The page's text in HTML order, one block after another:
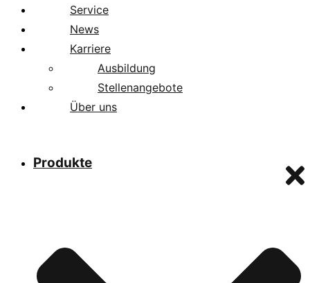
Service
News
Karriere
Ausbildung
Stellenangebote
Über uns
Produkte